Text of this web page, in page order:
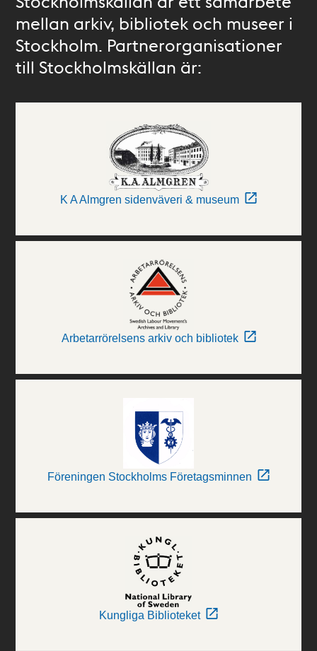
mellan arkiv, bibliotek och museer i
Stockholm. Partnerorganisationer
till Stockholmskällan är:
K A Almgren sidenväveri & museum
Arbetarrörelsens arkiv och bibliotek
Föreningen Stockholms Företagsminnen
Kungliga Biblioteket